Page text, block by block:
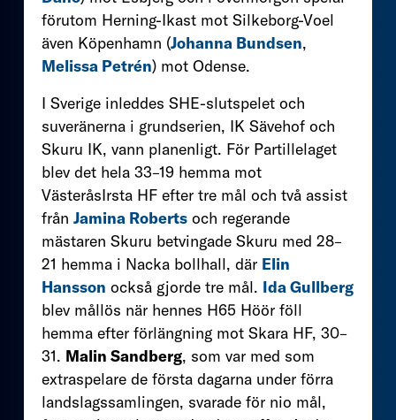
förutom Herning-Ikast mot Silkeborg-Voel
även Köpenhamn (Johanna Bundsen,
Melissa Petrén) mot Odense.
I Sverige inleddes SHE-slutspelet och
suveränerna i grundserien, IK Sävehof och
Skuru IK, vann planenligt. För Partillelaget
blev det hela 33–19 hemma mot
VästeråsIrsta HF efter tre mål och två assist
från Jamina Roberts och regerande
mästaren Skuru betvingade Skuru med 28–
21 hemma i Nacka bollhall, där Elin
Hansson också gjorde tre mål. Ida Gullberg
blev mållös när hennes H65 Höör föll
hemma efter förlängning mot Skara HF, 30–
31. Malin Sandberg, som var med som
extraspelare de första dagarna under förra
landslagssamlingen, svarade för nio mål,